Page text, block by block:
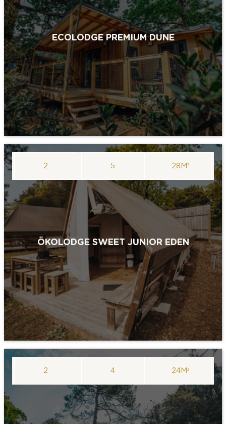
ECOLODGE PREMIUM DUNE
ÖKOLODGE SWEET JUNIOR EDEN
2 5 28M²
2 4 24M²